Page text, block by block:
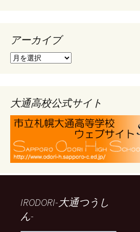
アーカイブ
ア
ブ
大通高校公式サイト
IRODORI-大通つうし
ん-